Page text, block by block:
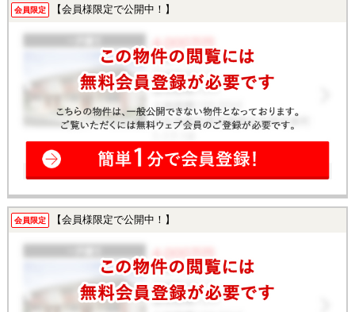
会員限定 【会員様限定で公開中！】
会員限定 【会員様限定で公開中！】